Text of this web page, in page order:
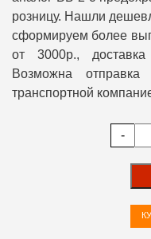
розницу. Нашли
сформируем более
от 3000р.,
Возможна
транспортной
-